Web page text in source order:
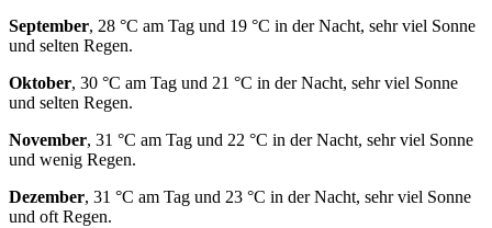
September, 28 °C am Tag und 19 °C in der Nacht, sehr viel Sonne
und selten Regen.
Oktober, 30 °C am Tag und 21 °C in der Nacht, sehr viel Sonne
und selten Regen.
November, 31 °C am Tag und 22 °C in der Nacht, sehr viel Sonne
und wenig Regen.
Dezember, 31 °C am Tag und 23 °C in der Nacht, sehr viel Sonne
und oft Regen.